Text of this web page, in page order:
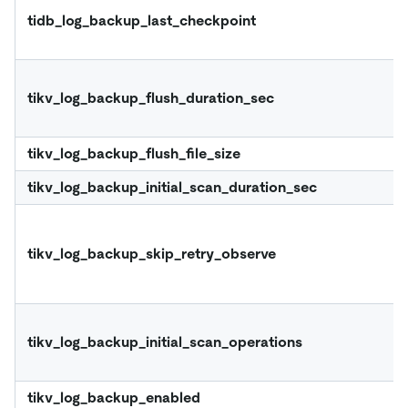
tidb_log_backup_last_checkpoint
tikv_log_backup_flush_duration_sec
tikv_log_backup_flush_file_size
tikv_log_backup_initial_scan_duration_sec
tikv_log_backup_skip_retry_observe
tikv_log_backup_initial_scan_operations
tikv_log_backup_enabled